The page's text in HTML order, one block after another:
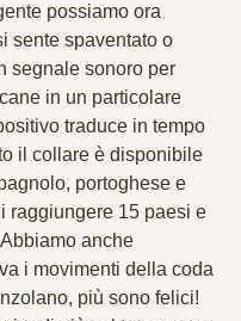
possiamo ora
sente spaventato o
segnale sonoro per
in un particolare
traduce in tempo
il collare è disponibile
portoghese e
raggiungere 15 paesi e
anche
i movimenti della coda
più sono felici!